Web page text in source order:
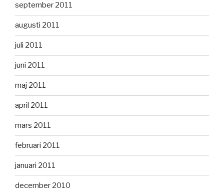
september 2011
augusti 2011
juli 2011
juni 2011
maj 2011
april 2011
mars 2011
februari 2011
januari 2011
december 2010